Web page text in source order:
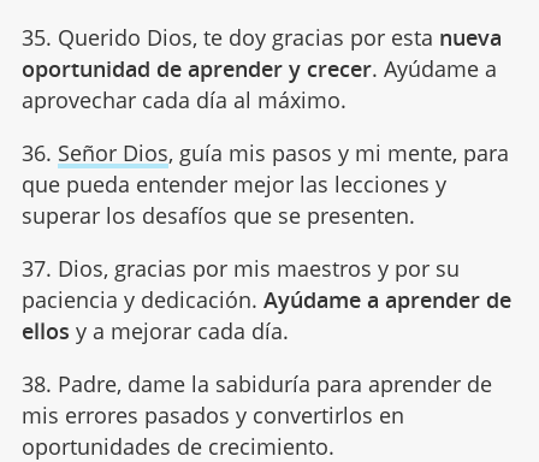
35. Querido Dios, te doy gracias por esta nueva
oportunidad de aprender y crecer. Ayúdame a
aprovechar cada día al máximo.
36. Señor Dios, guía mis pasos y mi mente, para
que pueda entender mejor las lecciones y
superar los desafíos que se presenten.
37. Dios, gracias por mis maestros y por su
paciencia y dedicación. Ayúdame a aprender de
ellos y a mejorar cada día.
38. Padre, dame la sabiduría para aprender de
mis errores pasados y convertirlos en
oportunidades de crecimiento.